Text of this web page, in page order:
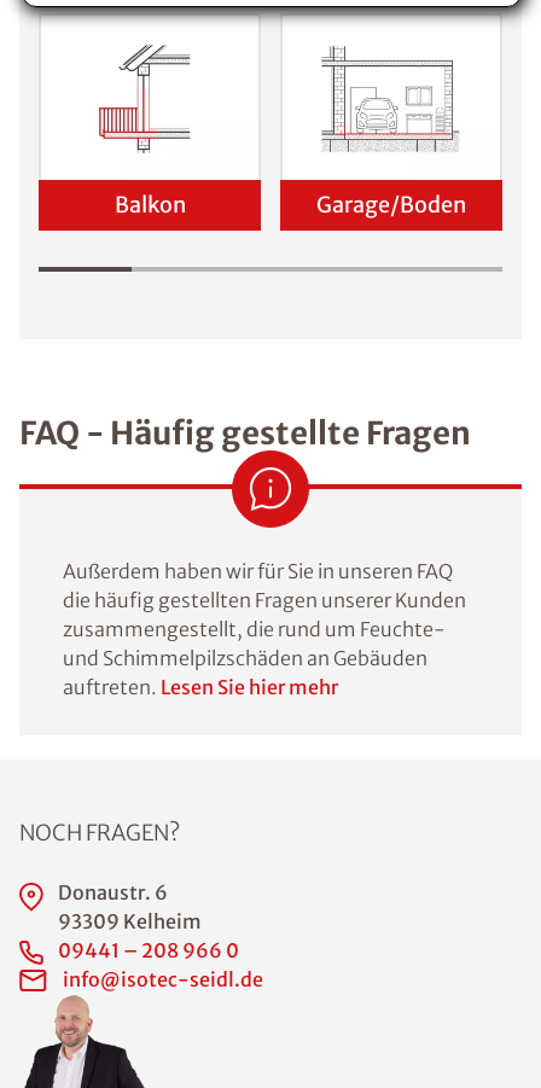
Balkon Garage/Boden
FAQ - Häufig gestellte Fragen
Außerdem haben wir für Sie in unseren FAQ
die häufig gestellten Fragen unserer Kunden
zusammengestellt, die rund um Feuchte-
und Schimmelpilzschäden an Gebäuden
auftreten. Lesen Sie hier mehr
NOCH FRAGEN?
Donaustr. 6
93309 Kelheim
09441 – 208 966 0
info@isotec-seidl.de